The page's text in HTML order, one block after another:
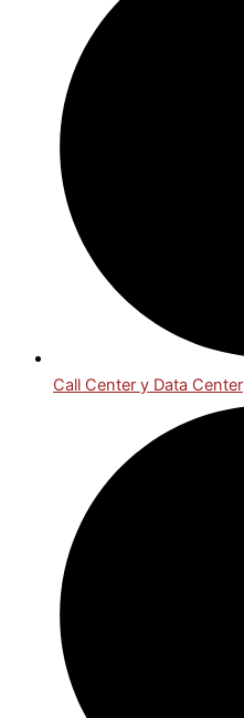
Call Center y Data Center